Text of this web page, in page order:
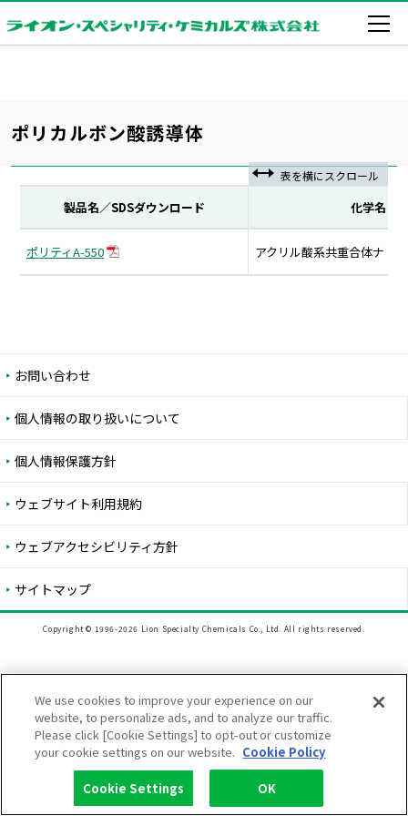
ポリカルボン酸誘導体
製品名／SDSダウンロード 化学名
ポリティA-550 アクリル酸系共重合体ナト
お問い合わせ
個人情報の取り扱いについて
個人情報保護方針
ウェブサイト利用規約
ウェブアクセシビリティ方針
サイトマップ
Copyright © 1996-2026 Lion Specialty Chemicals Co., Ltd. All rights reserved.
We use cookies to improve your experience on our
website, to personalize ads, and to analyze our traffic.
Please click [Cookie Settings] to opt-out or customize
your cookie settings on our website. Cookie Policy
Cookie Settings OK